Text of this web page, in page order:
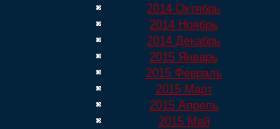
2014 Октябрь
2014 Ноябрь
2014 Декабрь
2015 Январь
2015 Февраль
2015 Март
2015 Апрель
2015 Май